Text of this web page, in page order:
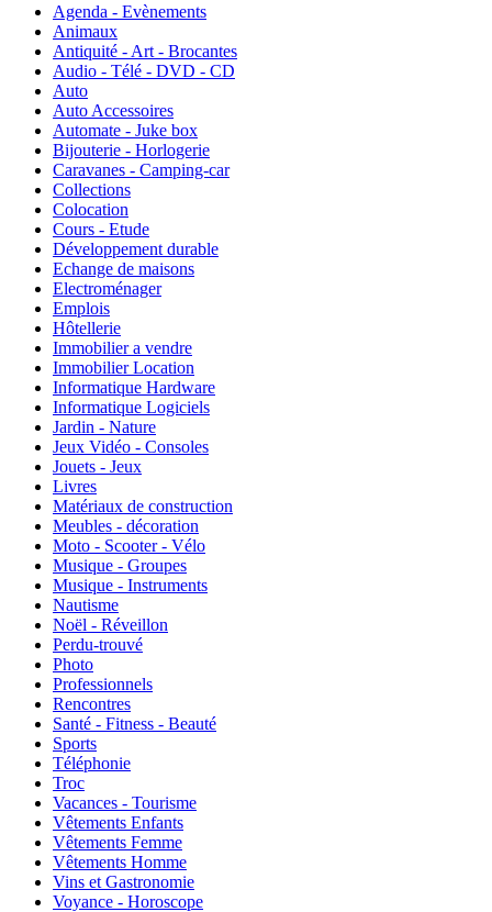
Agenda - Evènements
Animaux
Antiquité - Art - Brocantes
Audio - Télé - DVD - CD
Auto
Auto Accessoires
Automate - Juke box
Bijouterie - Horlogerie
Caravanes - Camping-car
Collections
Colocation
Cours - Etude
Développement durable
Echange de maisons
Electroménager
Emplois
Hôtellerie
Immobilier a vendre
Immobilier Location
Informatique Hardware
Informatique Logiciels
Jardin - Nature
Jeux Vidéo - Consoles
Jouets - Jeux
Livres
Matériaux de construction
Meubles - décoration
Moto - Scooter - Vélo
Musique - Groupes
Musique - Instruments
Nautisme
Noël - Réveillon
Perdu-trouvé
Photo
Professionnels
Rencontres
Santé - Fitness - Beauté
Sports
Téléphonie
Troc
Vacances - Tourisme
Vêtements Enfants
Vêtements Femme
Vêtements Homme
Vins et Gastronomie
Voyance - Horoscope